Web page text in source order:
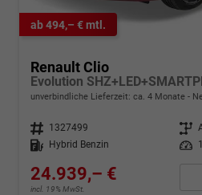
ab 494,– € mtl.
Renault Clio
Evolution
unverbindliche Lieferzeit: ca. 4 Monate
Fahrzeugnr. 1327499 Getriebe
Kraftstoff
Hybrid Benzin Leistung
24.939,– €
incl. 19% MwSt.